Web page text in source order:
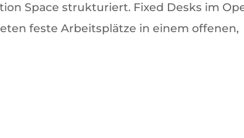
Space strukturiert. Fixed Desks im
feste Arbeitsplätze in einem offenen,